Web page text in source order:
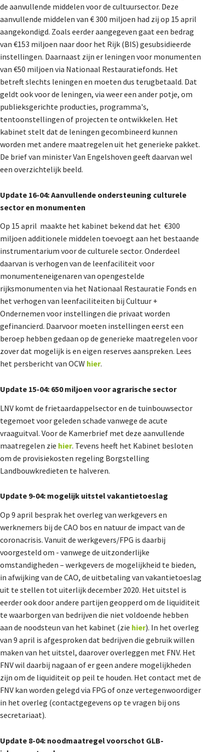
de aanvullende middelen voor de cultuursector. Deze
aanvullende middelen van € 300 miljoen had zij op 15 april
aangekondigd. Zoals eerder aangegeven gaat een bedrag
van €153 miljoen naar door het Rijk (BIS) gesubsidieerde
instellingen. Daarnaast zijn er leningen voor monumenten
van €50 miljoen via Nationaal Restauratiefonds. Het
betreft slechts leningen en moeten dus terugbetaald. Dat
geldt ook voor de leningen, via weer een ander potje, om
publieksgerichte producties, programma's,
tentoonstellingen of projecten te ontwikkelen. Het
kabinet stelt dat de leningen gecombineerd kunnen
worden met andere maatregelen uit het generieke pakket.
De brief van minister Van Engelshoven geeft daarvan wel
een overzichtelijk beeld.
Update 16-04: Aanvullende ondersteuning culturele
sector en monumenten
Op 15 april maakte het kabinet bekend dat het €300
miljoen additionele middelen toevoegt aan het bestaande
instrumentarium voor de culturele sector. Onderdeel
daarvan is verhogen van de leenfaciliteit voor
monumenteneigenaren van opengestelde
rijksmonumenten via het Nationaal Restauratie Fonds en
het verhogen van leenfaciliteiten bij Cultuur +
Ondernemen voor instellingen die privaat worden
gefinancierd. Daarvoor moeten instellingen eerst een
beroep hebben gedaan op de generieke maatregelen voor
zover dat mogelijk is en eigen reserves aanspreken. Lees
het persbericht van OCW hier.
Update 15-04: 650 miljoen voor agrarische sector
LNV komt de frietaardappelsector en de tuinbouwsector
tegemoet voor geleden schade vanwege de acute
vraaguitval. Voor de Kamerbrief met deze aanvullende
maatregelen zie hier. Tevens heeft het Kabinet besloten
om de provisiekosten regeling Borgstelling
Landbouwkredieten te halveren.
Update 9-04: mogelijk uitstel vakantietoeslag
Op 9 april besprak het overleg van werkgevers en
werknemers bij de CAO bos en natuur de impact van de
coronacrisis. Vanuit de werkgevers/FPG is daarbij
voorgesteld om - vanwege de uitzonderlijke
omstandigheden – werkgevers de mogelijkheid te bieden,
in afwijking van de CAO, de uitbetaling van vakantietoeslag
uit te stellen tot uiterlijk december 2020. Het uitstel is
eerder ook door andere partijen geopperd om de liquiditeit
te waarborgen van bedrijven die niet voldoende hebben
aan de noodsteun van het kabinet (zie hier). In het overleg
van 9 april is afgesproken dat bedrijven die gebruik willen
maken van het uitstel, daarover overleggen met FNV. Het
FNV wil daarbij nagaan of er geen andere mogelijkheden
zijn om de liquiditeit op peil te houden. Het contact met de
FNV kan worden gelegd via FPG of onze vertegenwoordiger
in het overleg (contactgegevens op te vragen bij ons
secretariaat).
Update 8-04: noodmaatregel voorschot GLB-